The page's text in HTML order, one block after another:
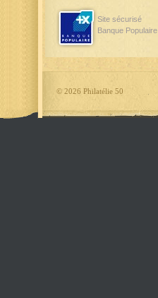
Site sécurisé
Banque Populaire
© 2026 Philatélie 50